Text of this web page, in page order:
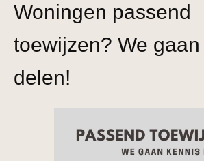
Woningen passend
toewijzen? We
delen!